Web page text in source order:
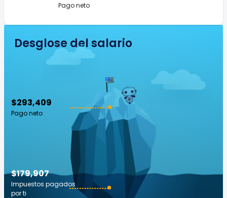
Pago neto
Desglose del salario
$293,409
Pago neto
$179,907
Impuestos pagados
por ti